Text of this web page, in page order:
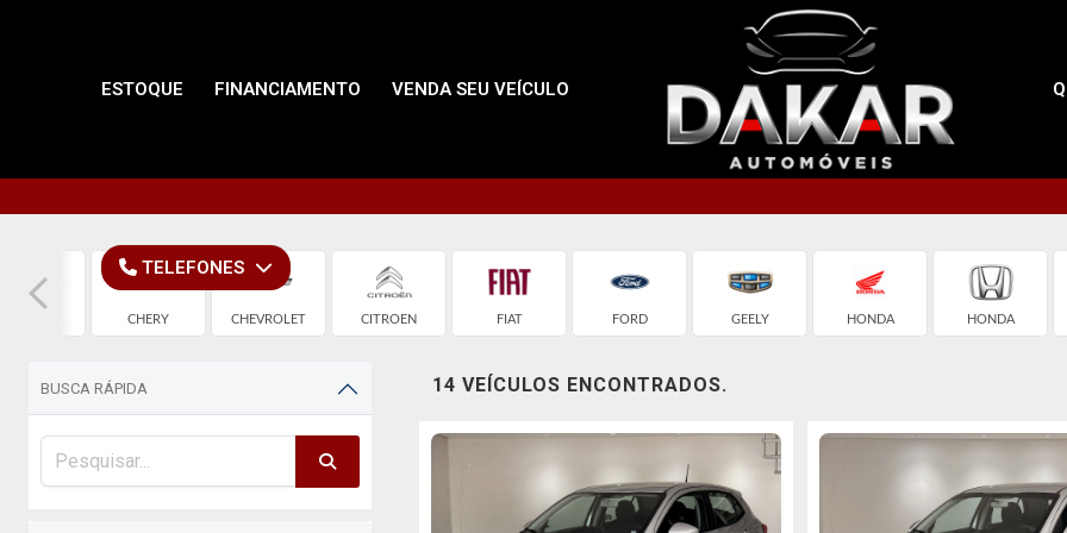
ESTOQUE FINANCIAMENTO VENDA SEU VEÍCULO
TELEFONES
BYD
CHERY
CHEVROLET CITROEN FIAT FORD GEELY HONDA HONDA
BUSCA RÁPIDA 14 VEÍCULOS ENCONTRADOS.